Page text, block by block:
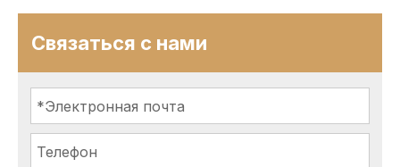
Связаться с нами